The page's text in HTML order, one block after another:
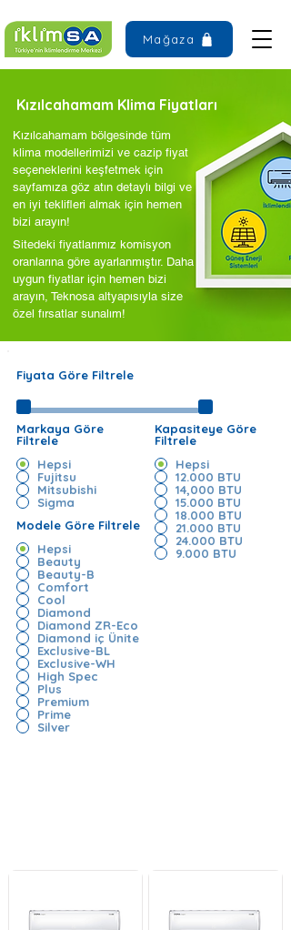
Mağaza
Kızılcahamam Klima Fiyatları
Kızılcahamam bölgesinde tüm
klima modellerimizi ve cazip fiyat
seçeneklerini keşfetmek için
sayfamıza göz atın detaylı bilgi ve
en iyi teklifleri almak için hemen
bizi arayın!
Sitedeki fiyatlarımız komisyon
oranlarına göre ayarlanmıştır. Daha
uygun fiyatlar için hemen bizi
arayın, Teknosa altyapısıyla size
özel fırsatlar sunalım!
Fiyata Göre Filtrele
Markaya Göre
Filtrele
Hepsi
Fujitsu
Mitsubishi
Sigma
Modele Göre Filtrele
Hepsi
Beauty
Beauty-B
Comfort
Cool
Diamond
Diamond ZR-Eco
Diamond iç Ünite
Exclusive-BL
Exclusive-WH
High Spec
Plus
Premium
Prime
Silver
Kapasiteye Göre
Filtrele
Hepsi
12.000 BTU
14,000 BTU
15.000 BTU
18.000 BTU
21.000 BTU
24.000 BTU
9.000 BTU